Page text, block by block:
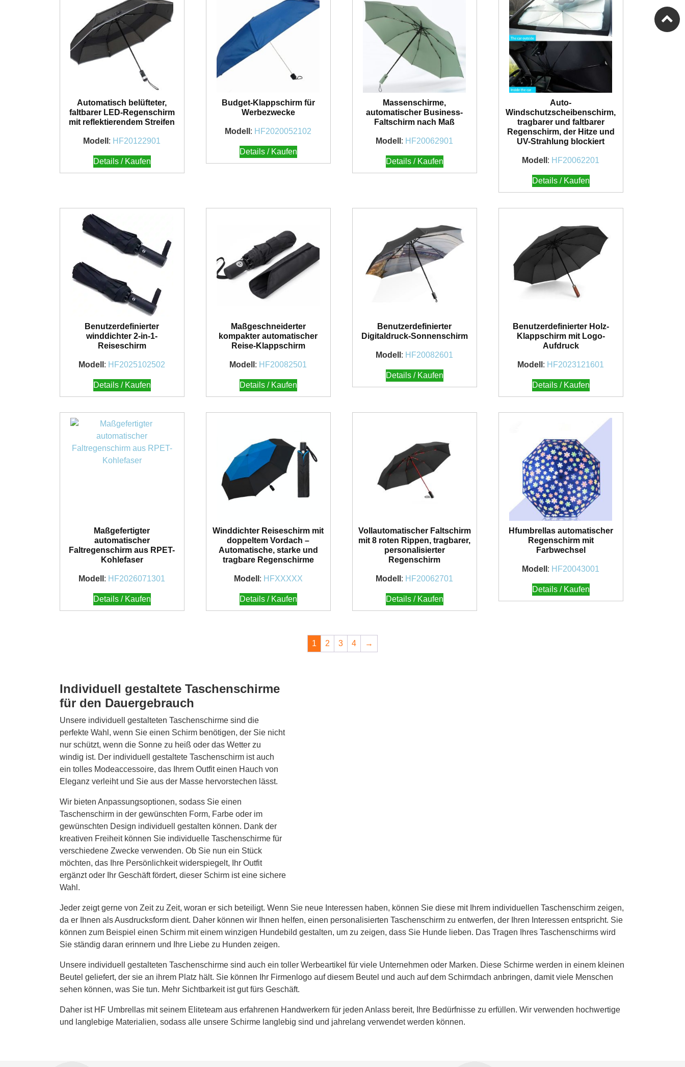
Automatisch belüfteter,
faltbarer LED-Regenschirm
mit reflektierendem Streifen
Modell : HF20122901
Details / Kaufen
Budget-Klappschirm für
Werbezwecke
Modell : HF2020052102
Details / Kaufen
Massenschirme,
automatischer Business-
Faltschirm nach Maß
Modell : HF20062901
Details / Kaufen
Auto-
Windschutzscheibenschirm,
tragbarer und faltbarer
Regenschirm, der Hitze und
UV-Strahlung blockiert
Modell : HF20062201
Details / Kaufen
Benutzerdefinierter
winddichter 2-in-1-
Reiseschirm
Modell : HF2025102502
Details / Kaufen
Maßgeschneiderter
kompakter automatischer
Reise-Klappschirm
Modell : HF20082501
Details / Kaufen
Benutzerdefinierter
Digitaldruck-Sonnenschirm
Modell : HF20082601
Details / Kaufen
Benutzerdefinierter Holz-
Klappschirm mit Logo-
Aufdruck
Modell : HF2023121601
Details / Kaufen
Maßgefertigter
automatischer
Faltregenschirm aus RPET-
Kohlefaser
Modell : HF2026071301
Details / Kaufen
Winddichter Reiseschirm mit
doppeltem Vordach –
Automatische, starke und
tragbare Regenschirme
Modell : HFXXXXX
Details / Kaufen
Vollautomatischer Faltschirm
mit 8 roten Rippen, tragbarer,
personalisierter
Regenschirm
Modell : HF20062701
Details / Kaufen
Hfumbrellas automatischer
Regenschirm mit
Farbwechsel
Modell : HF20043001
Details / Kaufen
1 2 3 4 →
Individuell gestaltete Taschenschirme
für den Dauergebrauch
Unsere individuell gestalteten Taschenschirme sind die
perfekte Wahl, wenn Sie einen Schirm benötigen, der Sie nicht
nur schützt, wenn die Sonne zu heiß oder das Wetter zu
windig ist. Der individuell gestaltete Taschenschirm ist auch
ein tolles Modeaccessoire, das Ihrem Outfit einen Hauch von
Eleganz verleiht und Sie aus der Masse hervorstechen lässt.
Wir bieten Anpassungsoptionen, sodass Sie einen
Taschenschirm in der gewünschten Form, Farbe oder im
gewünschten Design individuell gestalten können. Dank der
kreativen Freiheit können Sie individuelle Taschenschirme für
verschiedene Zwecke verwenden. Ob Sie nun ein Stück
möchten, das Ihre Persönlichkeit widerspiegelt, Ihr Outfit
ergänzt oder Ihr Geschäft fördert, dieser Schirm ist eine sichere
Wahl.
Jeder zeigt gerne von Zeit zu Zeit, woran er sich beteiligt. Wenn Sie neue Interessen haben, können Sie diese mit Ihrem individuellen Taschenschirm zeigen,
da er Ihnen als Ausdrucksform dient. Daher können wir Ihnen helfen, einen personalisierten Taschenschirm zu entwerfen, der Ihren Interessen entspricht. Sie
können zum Beispiel einen Schirm mit einem winzigen Hundebild gestalten, um zu zeigen, dass Sie Hunde lieben. Das Tragen Ihres Taschenschirms wird
Sie ständig daran erinnern und Ihre Liebe zu Hunden zeigen.
Unsere individuell gestalteten Taschenschirme sind auch ein toller Werbeartikel für viele Unternehmen oder Marken. Diese Schirme werden in einem kleinen
Beutel geliefert, der sie an ihrem Platz hält. Sie können Ihr Firmenlogo auf diesem Beutel und auch auf dem Schirmdach anbringen, damit viele Menschen
sehen können, was Sie tun. Mehr Sichtbarkeit ist gut fürs Geschäft.
Daher ist HF Umbrellas mit seinem Eliteteam aus erfahrenen Handwerkern für jeden Anlass bereit, Ihre Bedürfnisse zu erfüllen. Wir verwenden hochwertige
und langlebige Materialien, sodass alle unsere Schirme langlebig sind und jahrelang verwendet werden können.